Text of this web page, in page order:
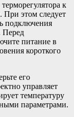
к
При этом следует
подключения
Перед
питание в
короткого
его
управляет
температуру
параметрами.